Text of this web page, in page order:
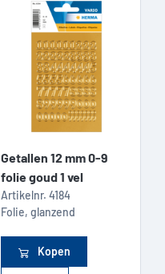
Getallen 12 mm 0-9
folie goud 1 vel
Artikelnr. 4184
Folie, glanzend
Kopen